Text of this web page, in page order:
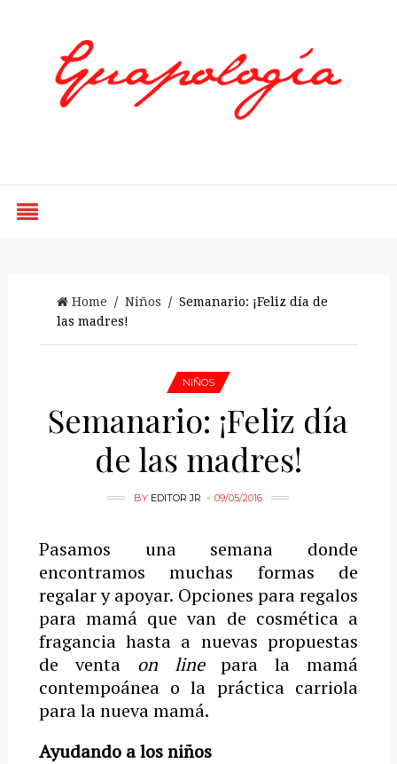
Home / Niños / Semanario: ¡Feliz día de
las madres!
NIÑOS
Semanario: ¡Feliz día
de las madres!
BY EDITOR JR 09/05/2016
Pasamos una semana donde
encontramos muchas formas de
regalar y apoyar. Opciones para regalos
para mamá que van de cosmética a
fragancia hasta a nuevas propuestas
de ventaon linepara la mamá
contempoánea o la práctica carriola
para la nueva mamá.
Ayudando a los niños